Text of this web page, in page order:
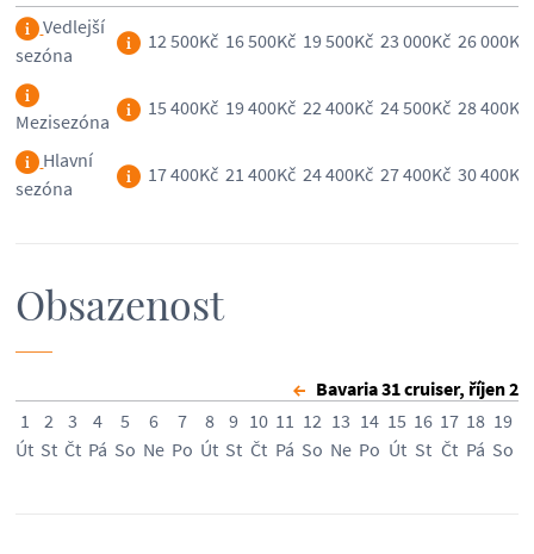
Vedlejší
sezóna
12 500Kč 16 500Kč 19 500Kč 23 000Kč 26 000Kč
Mezisezóna
15 400Kč 19 400Kč 22 400Kč 24 500Kč 28 400Kč
Hlavní
sezóna
17 400Kč 21 400Kč 24 400Kč 27 400Kč 30 400Kč
Obsazenost
Bavaria 31 cruiser, říjen
1
Út
2
St
3
Čt
4
Pá
5
So
6
Ne
7
Po
8
Út
9
St
10
Čt
11
Pá
12
So
13
Ne
14
Po
15
Út
16
St
17
Čt
18
Pá
19
So